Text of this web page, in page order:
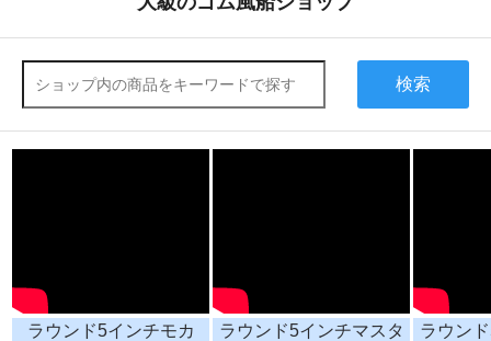
検索
ラウンド5インチモカ
ラウンド5インチマスタ
ラウン